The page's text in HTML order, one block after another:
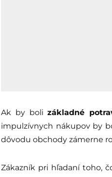
Ak by bolizákladné
impulzívnych nákupov by
dôvodu obchody zámerne
Zákazník pri hľadaní toho,